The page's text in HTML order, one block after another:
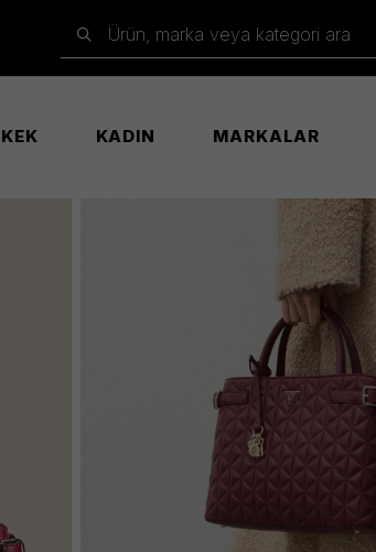
Ürün, marka veya kategori ara
KADIN MARKALAR
Kadın Bordo Çanta